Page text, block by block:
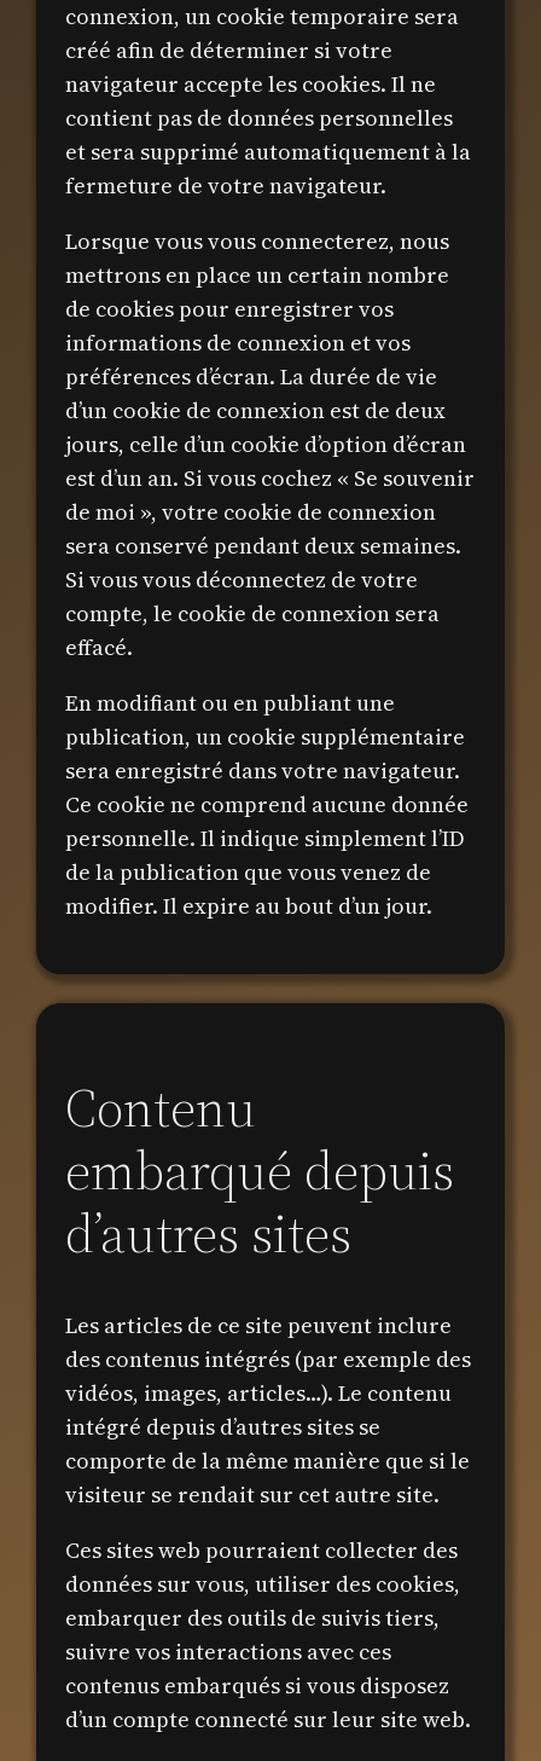
connexion, un cookie temporaire sera
créé afin de déterminer si votre
navigateur accepte les cookies. Il ne
contient pas de données personnelles
et sera supprimé automatiquement à la
fermeture de votre navigateur.
Lorsque vous vous connecterez, nous
mettrons en place un certain nombre
de cookies pour enregistrer vos
informations de connexion et vos
préférences d’écran. La durée de vie
d’un cookie de connexion est de deux
jours, celle d’un cookie d’option d’écran
est d’un an. Si vous cochez « Se souvenir
de moi », votre cookie de connexion
sera conservé pendant deux semaines.
Si vous vous déconnectez de votre
compte, le cookie de connexion sera
effacé.
En modifiant ou en publiant une
publication, un cookie supplémentaire
sera enregistré dans votre navigateur.
Ce cookie ne comprend aucune donnée
personnelle. Il indique simplement l’ID
de la publication que vous venez de
modifier. Il expire au bout d’un jour.
Contenu
embarqué depuis
d’autres sites
Les articles de ce site peuvent inclure
des contenus intégrés (par exemple des
vidéos, images, articles…). Le contenu
intégré depuis d’autres sites se
comporte de la même manière que si le
visiteur se rendait sur cet autre site.
Ces sites web pourraient collecter des
données sur vous, utiliser des cookies,
embarquer des outils de suivis tiers,
suivre vos interactions avec ces
contenus embarqués si vous disposez
d’un compte connecté sur leur site web.